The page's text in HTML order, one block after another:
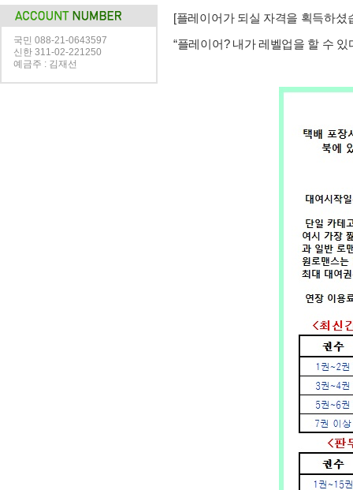
국민 088-21-0643597
신한 311-02-221250
예금주 : 김재선
[플레이어가 되실 자격을 획득하셨
“플레이어? 내가 레벨업을 할 수 있